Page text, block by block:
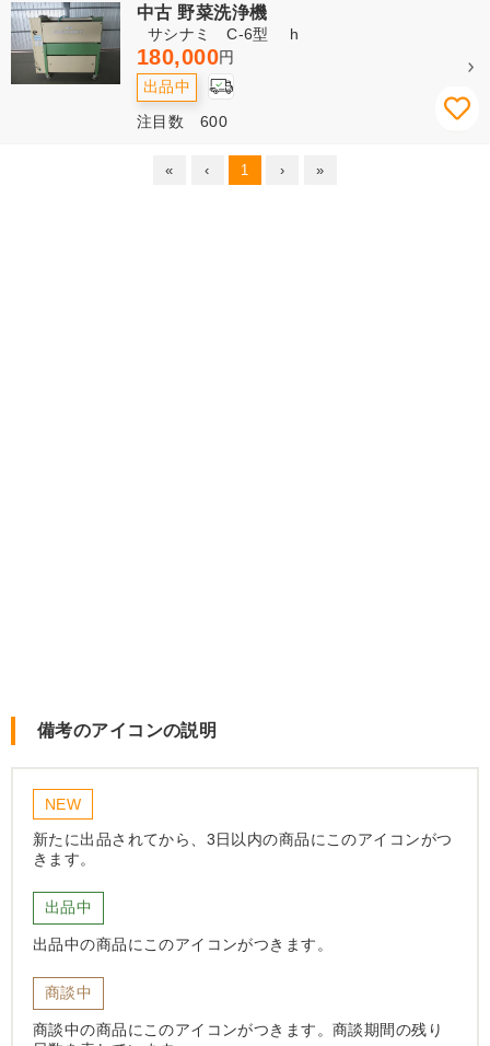
中古 野菜洗浄機
サシナミ C-6型 h
180,000円
出品中
注目数 600
« ‹ 1 › »
備考のアイコンの説明
NEW
新たに出品されてから、3日以内の商品にこのアイコンがつ
きます。
出品中
出品中の商品にこのアイコンがつきます。
商談中
商談中の商品にこのアイコンがつきます。商談期間の残り